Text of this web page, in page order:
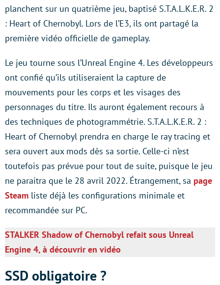
planchent sur un quatrième jeu, baptisé S.T.A.L.K.E.R. 2
: Heart of Chernobyl. Lors de l’E3, ils ont partagé la
première vidéo officielle de gameplay.
Le jeu tourne sous l’Unreal Engine 4. Les développeurs
ont confié qu’ils utiliseraient la capture de
mouvements pour les corps et les visages des
personnages du titre. Ils auront également recours à
des techniques de photogrammétrie. S.T.A.L.K.E.R. 2 :
Heart of Chernobyl prendra en charge le ray tracing et
sera ouvert aux mods dès sa sortie. Celle-ci n’est
toutefois pas prévue pour tout de suite, puisque le jeu
ne paraitra que le 28 avril 2022. Étrangement, sa page
Steam liste déjà les configurations minimale et
recommandée sur PC.
STALKER Shadow of Chernobyl refait sous Unreal
Engine 4, à découvrir en vidéo
SSD obligatoire ?